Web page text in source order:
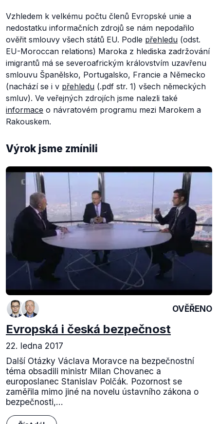
Vzhledem k velkému počtu členů Evropské unie a
nedostatku informačních zdrojů se nám nepodařilo
ověřit smlouvy všech států EU. Podle přehledu (odst.
EU-Moroccan relations) Maroka z hlediska zadržování
imigrantů má se severoafrickým královstvím uzavřenu
smlouvu Španělsko, Portugalsko, Francie a Německo
(nachází se i v přehledu (.pdf str. 1) všech německých
smluv). Ve veřejných zdrojích jsme nalezli také
informace o návratovém programu mezi Marokem a
Rakouskem.
Výrok jsme zmínili
OVĚŘENO
Evropská i česká bezpečnost
22. ledna 2017
Další Otázky Václava Moravce na bezpečnostní
téma obsadili ministr Milan Chovanec a
europoslanec Stanislav Polčák. Pozornost se
zaměřila mimo jiné na novelu ústavního zákona o
bezpečnosti,...